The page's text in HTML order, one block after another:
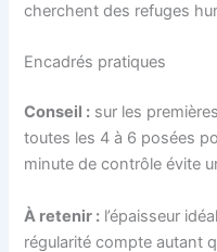
cherchent des refuges
Encadrés pratiques
Conseil : sur les
toutes les 4 à 6 posées
minute de contrôle évite
À retenir : l’épaisseur
régularité compte autant